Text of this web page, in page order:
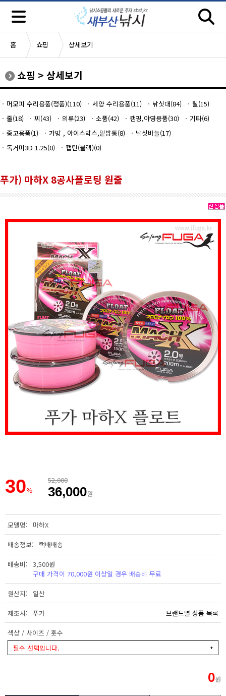
홈 쇼핑 상세보기
쇼핑 > 상세보기
머모피 수리용품(정품)(110) 세양 수리용품(11) 낚싯대(84)
릴(15)
줄(18)
찌(43) 의류(23) 소품(42) 캠핑,야영용품(30)
기타(6)
중고용품(1)
가방 , 아이스박스,밑밥통(8)
낚싯바늘(17)
독거미3D 1.25(0)
캡틴(블랙)(0)
푸가) 마하X 8공사플로팅 원줄
30%
52,000
36,000원
모델명 마하X
배송정보 택배배송
배송비
3,500원
구매 가격이 70,000원 이상일 경우 배송비 무료
원산지 일산
제조사 푸가 브랜드별 상품 목록
색상 / 사이즈 / 홋수
필수 선택입니다.
0원